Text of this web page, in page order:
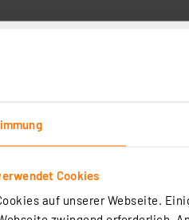
Cookies
auf unserer Webseite.
die richtige Lösung:
eines weiteren
in unterschiedlichen
IP Installation
mit Homematic IP